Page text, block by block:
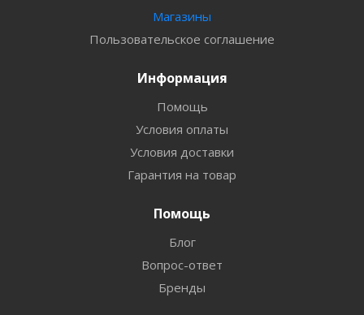
Магазины
Пользовательское соглашение
Информация
Помощь
Условия оплаты
Условия доставки
Гарантия на товар
Помощь
Блог
Вопрос-ответ
Бренды